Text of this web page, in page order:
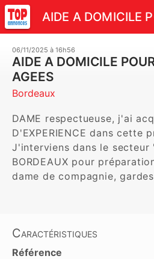
06/11/2025 à 16h56
AIDE A DOMICILE
AGEES
Bordeaux
DAME respectueuse, j'ai
D'EXPERIENCE dans cette
J'interviens dans le secteur
BORDEAUX pour
dame de compagnie,
Caractéristiques
Référence